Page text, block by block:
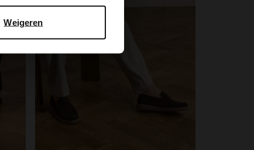
Weigeren